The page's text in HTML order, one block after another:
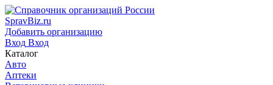
SpravBiz.ru
Добавить организацию
Вход Вход
Каталог
Авто
Аптеки